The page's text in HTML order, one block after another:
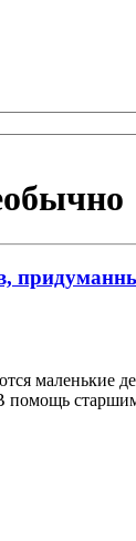
маленькие
помощь